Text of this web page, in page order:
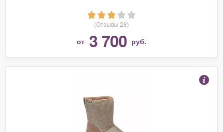
(Отзывы 28)
от 3 700 руб.